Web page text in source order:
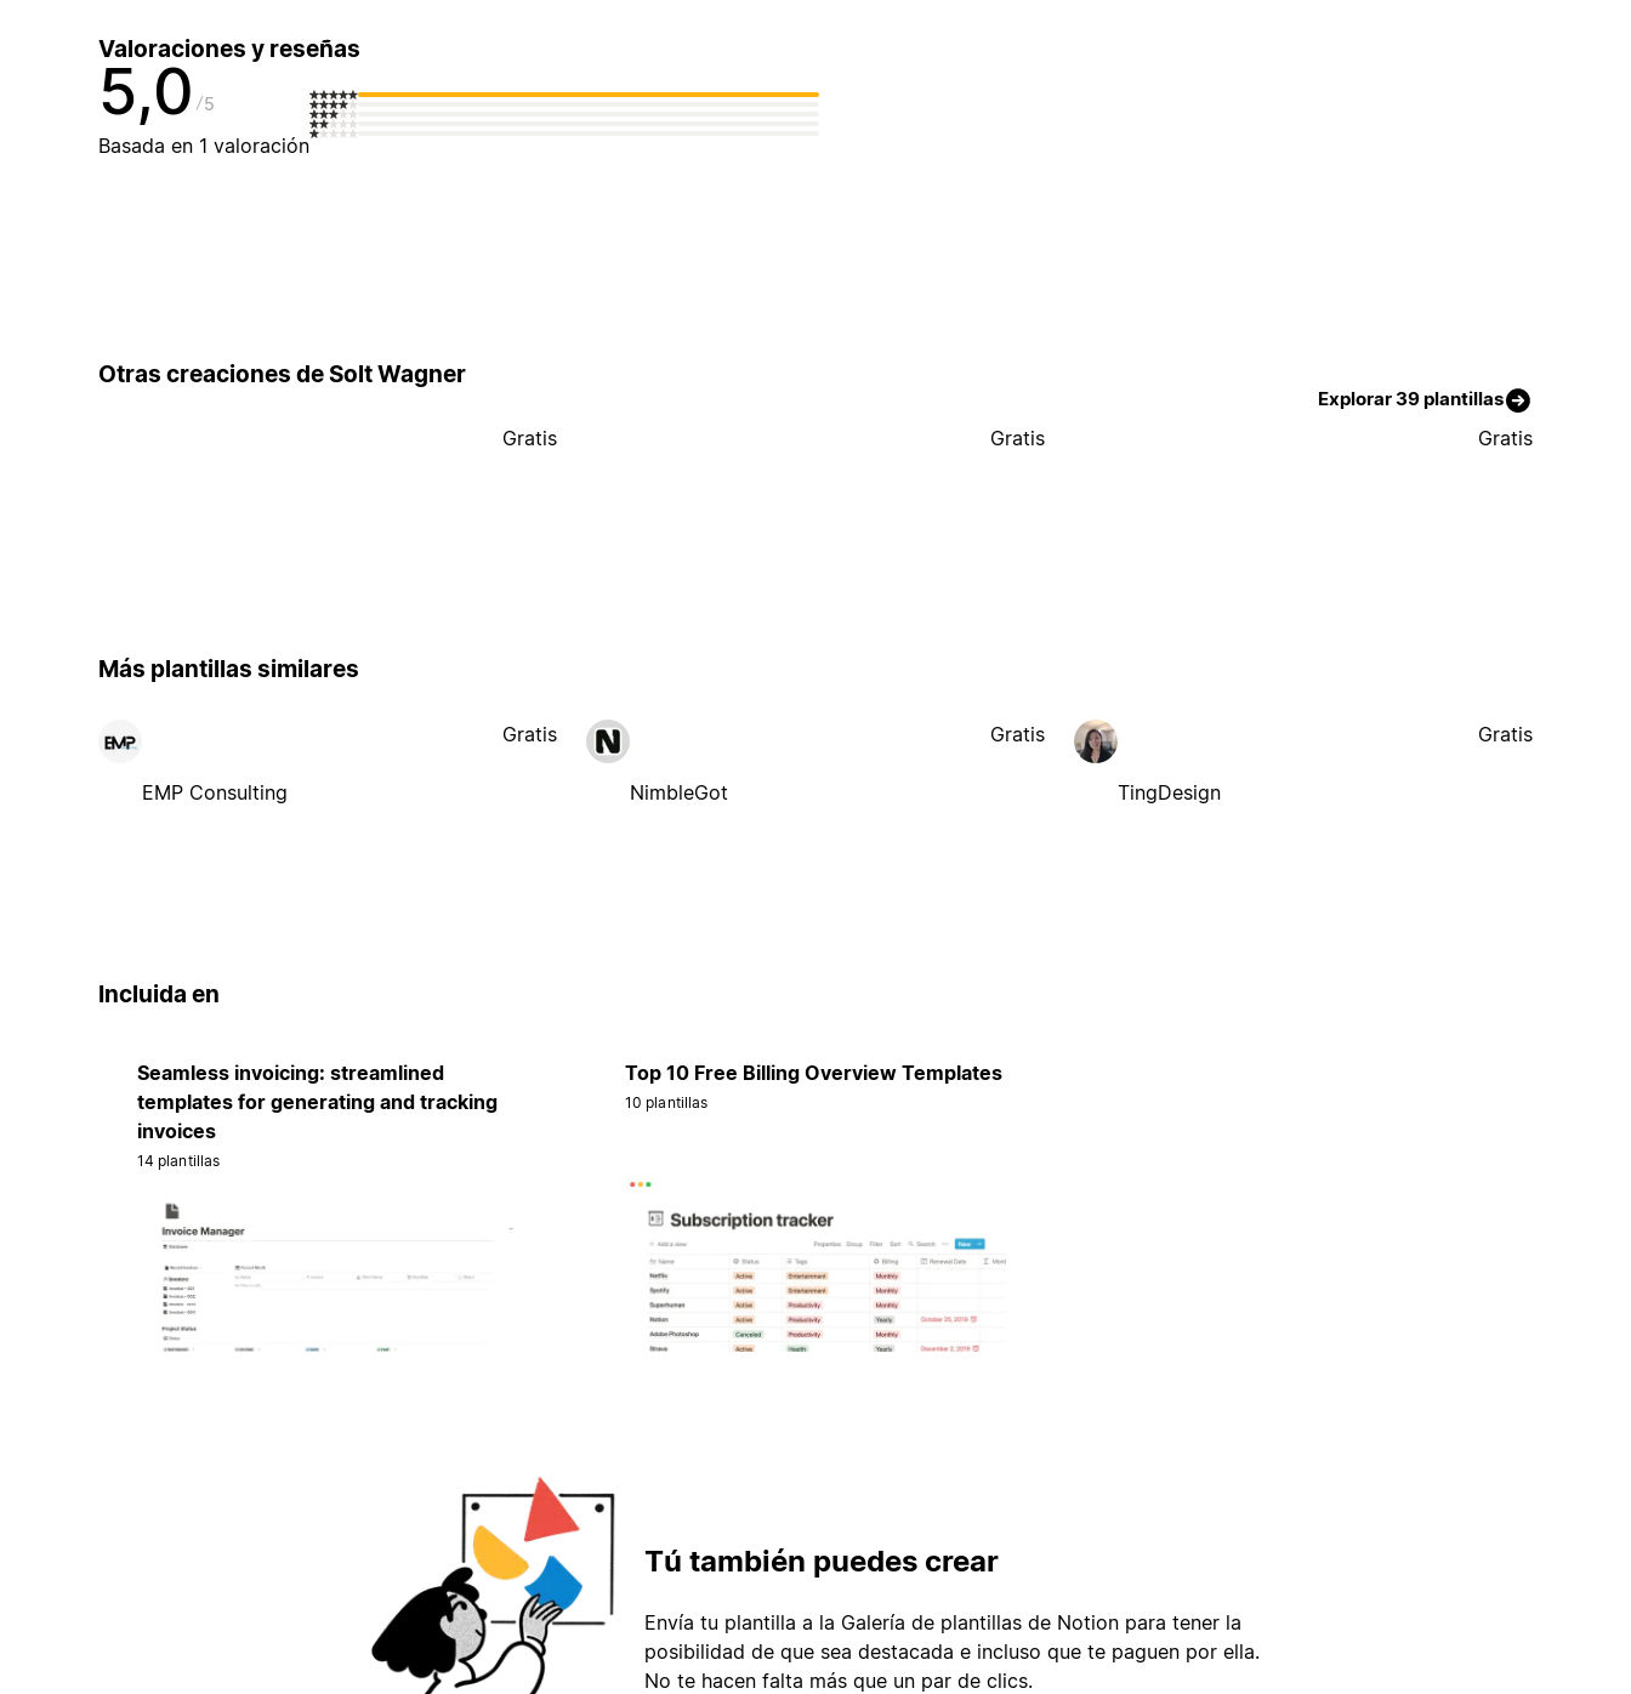
Valoraciones y reseñas
5,0 5
Basada en 1 valoración
Otras creaciones de Solt Wagner
Explorar 39 plantillas
Gratis Gratis Gratis
Más plantillas similares
EMP Consulting
Gratis
NimbleGot
Gratis
TingDesign
Gratis
Incluida en
Seamless invoicing: streamlined
templates for generating and tracking
invoices
14 plantillas
Top 10 Free Billing Overview Templates
10 plantillas
Tú también puedes crear
Envía tu plantilla a la Galería de plantillas de Notion para tener la
posibilidad de que sea destacada e incluso que te paguen por ella.
No te hacen falta más que un par de clics.